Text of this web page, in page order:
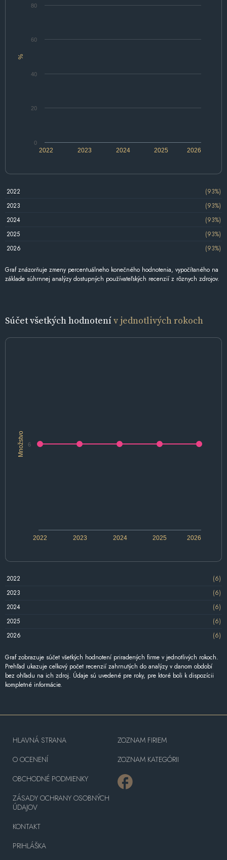
%
2022 2024 2026
2023 2025
0
20
40
60
80
2022
(93%)
2023
(93%)
2024
(93%)
2025
(93%)
2026
(93%)
Graf znázorňuje zmeny percentuálneho konečného hodnotenia, vypočítaného na
základe súhrnnej analýzy dostupných používateľských recenzií z rôznych zdrojov.
Súčet všetkých hodnotenív jednotlivých rokoch
Množstvo
2022 2024 2026
2023 2025
6
2022
(6)
2023
(6)
2024
(6)
2025
(6)
2026
(6)
Graf zobrazuje súčet všetkých hodnotení priradených firme v jednotlivých rokoch.
Prehľad ukazuje celkový počet recenzií zahrnutých do analýzy v danom období
bez ohľadu na ich zdroj. Údaje sú uvedené pre roky, pre ktoré boli k dispozícii
kompletné informácie.
HLAVNÁ STRANA
O OCENENÍ
OBCHODNÉ PODMIENKY
ZÁSADY OCHRANY OSOBNÝCH
ÚDAJOV
KONTAKT
PRIHLÁŠKA
ZOZNAM FIRIEM
ZOZNAM KATEGÓRII